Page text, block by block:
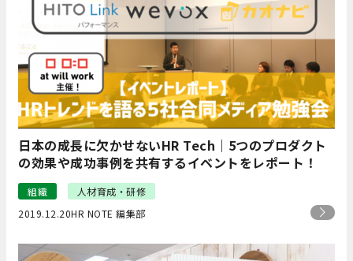
日本の成長に欠かせないHR Tech｜5つのプロダクト
の効果や成功事例を共有するイベントをレポート！
組織
人材育成・研修
2019.12.20HR NOTE 編集部